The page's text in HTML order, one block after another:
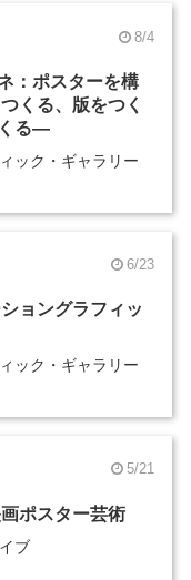
8/4
：ポスターを構
くる、版をつく
る―
ック・ギャラリー
6/23
ョングラフィッ
ック・ギャラリー
5/21
ポスター芸術
ブ